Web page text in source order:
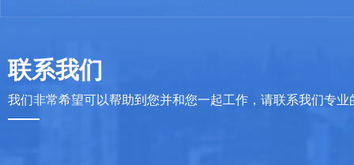
联系我们
我们非常希望可以帮助到您并和您一起工作，请联系我们专业